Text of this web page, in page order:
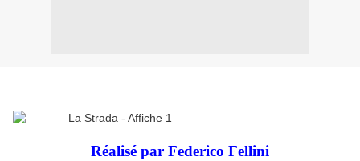
Réalisé par Federico Fellini